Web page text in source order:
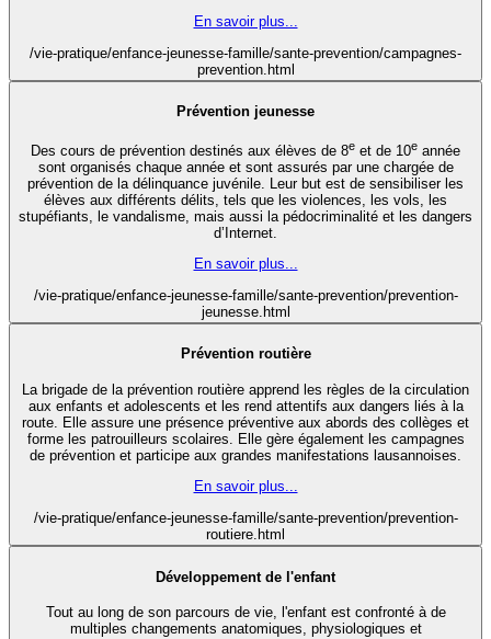
En savoir plus...
/vie-pratique/enfance-jeunesse-famille/sante-prevention/campagnes-
prevention.html
Prévention jeunesse
Des cours de prévention destinés aux élèves de 8e et de 10e année
sont organisés chaque année et sont assurés par une chargée de
prévention de la délinquance juvénile. Leur but est de sensibiliser les
élèves aux différents délits, tels que les violences, les vols, les
stupéfiants, le vandalisme, mais aussi la pédocriminalité et les dangers
d’Internet.
En savoir plus...
/vie-pratique/enfance-jeunesse-famille/sante-prevention/prevention-
jeunesse.html
Prévention routière
La brigade de la prévention routière apprend les règles de la circulation
aux enfants et adolescents et les rend attentifs aux dangers liés à la
route. Elle assure une présence préventive aux abords des collèges et
forme les patrouilleurs scolaires. Elle gère également les campagnes
de prévention et participe aux grandes manifestations lausannoises.
En savoir plus...
/vie-pratique/enfance-jeunesse-famille/sante-prevention/prevention-
routiere.html
Développement de l'enfant
Tout au long de son parcours de vie, l'enfant est confronté à de
multiples changements anatomiques, physiologiques et